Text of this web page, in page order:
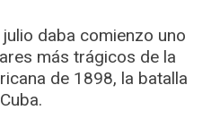
daba comienzo uno
más trágicos de la
de 1898, la batalla